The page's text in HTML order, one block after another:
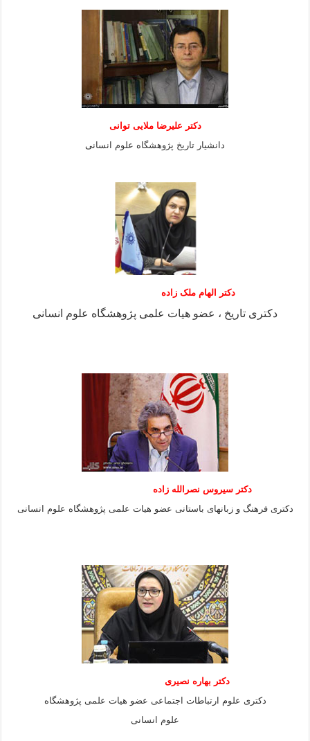
دكتر عليرضا ملايى توانی
دانشيار تاريخ پژوهشگاه علوم انسانی
دکتر الهام ملک زاده
دکتری تاریخ ، عضو هیات علمی پژوهشگاه علوم انسانی
دکتر سیروس نصرالله زاده
دکتری فرهنگ و زبانهای باستانی عضو هیات علمی پژوهشگاه علوم انسانی
دکتر بهاره نصیری
دکتری علوم ارتباطات اجتماعی عضو هیات علمی پژوهشگاه
علوم انسانی